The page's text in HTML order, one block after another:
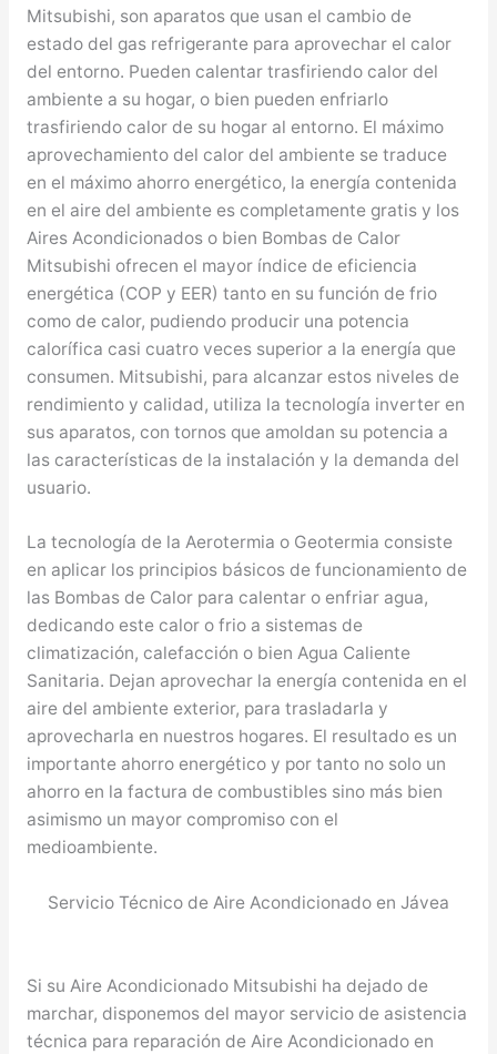
Mitsubishi, son aparatos que usan el cambio de
estado del gas refrigerante para aprovechar el calor
del entorno. Pueden calentar trasfiriendo calor del
ambiente a su hogar, o bien pueden enfriarlo
trasfiriendo calor de su hogar al entorno. El máximo
aprovechamiento del calor del ambiente se traduce
en el máximo ahorro energético, la energía contenida
en el aire del ambiente es completamente gratis y los
Aires Acondicionados o bien Bombas de Calor
Mitsubishi ofrecen el mayor índice de eficiencia
energética (COP y EER) tanto en su función de frio
como de calor, pudiendo producir una potencia
calorífica casi cuatro veces superior a la energía que
consumen. Mitsubishi, para alcanzar estos niveles de
rendimiento y calidad, utiliza la tecnología inverter en
sus aparatos, con tornos que amoldan su potencia a
las características de la instalación y la demanda del
usuario.
La tecnología de la Aerotermia o Geotermia consiste
en aplicar los principios básicos de funcionamiento de
las Bombas de Calor para calentar o enfriar agua,
dedicando este calor o frio a sistemas de
climatización, calefacción o bien Agua Caliente
Sanitaria. Dejan aprovechar la energía contenida en el
aire del ambiente exterior, para trasladarla y
aprovecharla en nuestros hogares. El resultado es un
importante ahorro energético y por tanto no solo un
ahorro en la factura de combustibles sino más bien
asimismo un mayor compromiso con el
medioambiente.
Servicio Técnico de Aire Acondicionado en Jávea
Si su Aire Acondicionado Mitsubishi ha dejado de
marchar, disponemos del mayor servicio de asistencia
técnica para reparación de Aire Acondicionado en